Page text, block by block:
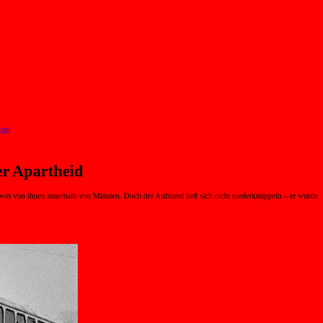
Apartheid
von ihnen innerhalb von Minuten. Doch der Aufstand ließ sich nicht niederknüppeln – er wurde